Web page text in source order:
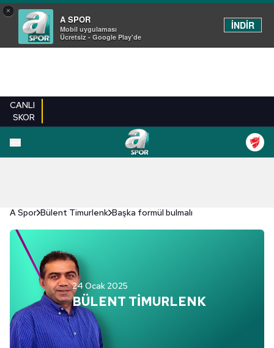
×
A SPOR
Mobil uygulaması
Ücretsiz - Google Play'de
İNDİR
CANLI
SKOR
A Spor Bülent Timurlenk Başka formül bulmalı
24 Ocak 2025
BÜLENT TİMURLENK